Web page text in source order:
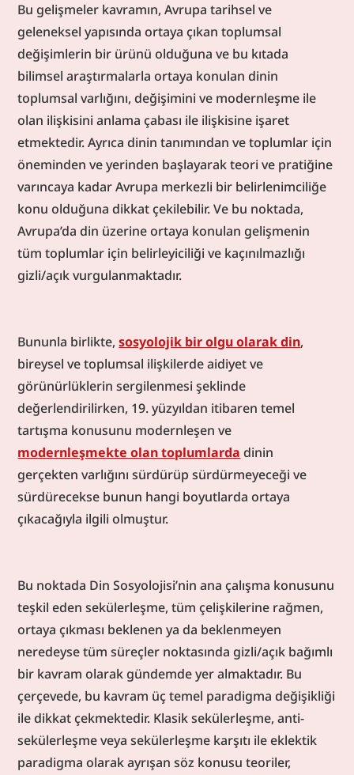
Bu gelişmeler kavramın, Avrupa tarihsel ve
geleneksel yapısında ortaya çıkan toplumsal
değişimlerin bir ürünü olduğuna ve bu kıtada
bilimsel araştırmalarla ortaya konulan dinin
toplumsal varlığını, değişimini ve modernleşme ile
olan ilişkisini anlama çabası ile ilişkisine işaret
etmektedir. Ayrıca dinin tanımından ve toplumlar için
öneminden ve yerinden başlayarak teori ve pratiğine
varıncaya kadar Avrupa merkezli bir belirlenimciliğe
konu olduğuna dikkat çekilebilir. Ve bu noktada,
Avrupa’da din üzerine ortaya konulan gelişmenin
tüm toplumlar için belirleyiciliği ve kaçınılmazlığı
gizli/açık vurgulanmaktadır.
Bununla birlikte, sosyolojik bir olgu olarak din,
bireysel ve toplumsal ilişkilerde aidiyet ve
görünürlüklerin sergilenmesi şeklinde
değerlendirilirken, 19. yüzyıldan itibaren temel
modernleşmekte olan toplumlarda dinin
gerçekten varlığını sürdürüp sürdürmeyeceği ve
sürdürecekse bunun hangi boyutlarda ortaya
çıkacağıyla ilgili olmuştur.
Bu noktada Din Sosyolojisi’nin ana çalışma konusunu
teşkil eden sekülerleşme, tüm çelişkilerine rağmen,
ortaya çıkması beklenen ya da beklenmeyen
neredeyse tüm süreçler noktasında gizli/açık bağımlı
bir kavram olarak gündemde yer almaktadır. Bu
çerçevede, bu kavram üç temel paradigma değişikliği
ile dikkat çekmektedir. Klasik sekülerleşme, anti-
sekülerleşme veya sekülerleşme karşıtı ile eklektik
paradigma olarak ayrışan söz konusu teoriler,